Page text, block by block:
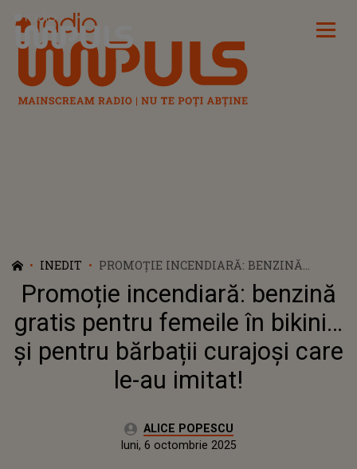
Radio Impuls
INEDIT
PROMOȚIE INCENDIARĂ: BENZINĂ
GRATIS PENTRU FEMEILE ÎN BIKINI… ȘI
PENTRU BĂRBAȚII CURAJOȘI CARE LE-
AU IMITAT!
Promoție incendiară: benzină
gratis pentru femeile în bikini…
și pentru bărbații curajoși care
le-au imitat!
Autor:ALICE POPESCU
luni, 6 octombrie 2025Actualizat:
luni, 6 octombrie 2025